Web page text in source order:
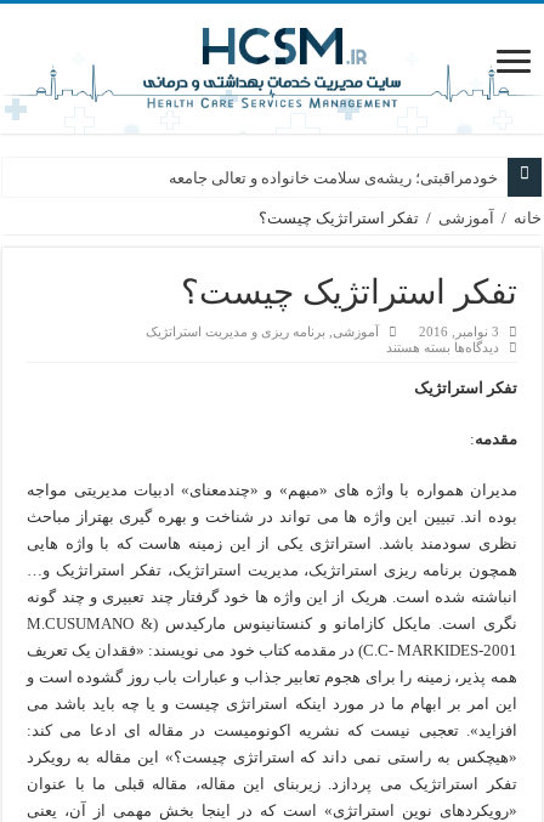
خودمراقبتی؛ ریشه‌ی سلامت خانواده و تعالی جامعه
سفری از فتوا تا زندگی؛ روایت گام‌های بلند
خانه / آموزشی / تفکر استراتژیک چیست؟
تفکر استراتژیک چیست؟
3 نوامبر, 2016 آموزشی
برنامه ریزی و مدیریت استراتژیک
دیدگاه‌ها برای
استراتژیک
چیست؟
بسته هستند
تفکر استراتژیک
مقدمه:
مدیران همواره با واژه های «مبهم» و «چندمعنای» ادبیات مدیریتی مواجه
بوده اند. تبیین این واژه ها می تواند در شناخت و بهره گیری بهتراز مباحث
نظری سودمند باشد. استراتژی یکی از این زمینه هاست که با واژه هایی
همچون برنامه ریزی استراتژیک، مدیریت استراتژیک، تفکر استراتژیک و…
انباشته شده است. هریک از این واژه ها خود گرفتار چند تعبیری و چند گونه
نگری است. مایکل کازامانو و کنستانینوس مارکیدس (M.CUSUMANO &
C.C- MARKIDES-2001) در مقدمه کتاب خود می نویسند: «فقدان یک تعریف
همه پذیر، زمینه را برای هجوم تعابیر جذاب و عبارات باب روز گشوده است و
این امر بر ابهام ما در مورد اینکه استراتژی چیست و یا چه باید باشد می
افزاید». تعجبی نیست که نشریه اکونومیست در مقاله ای ادعا می کند:
«هیچکس به راستی نمی داند که استراتژی چیست؟» این مقاله به رویکرد
تفکر استراتژیک می پردازد. زیربنای این مقاله، مقاله قبلی ما با عنوان
«رویکردهای نوین استراتژی» است که در اینجا بخش مهمی از آن، یعنی